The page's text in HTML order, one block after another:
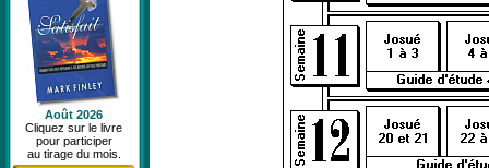
Août 2026
Cliquez sur le livre
pour participer
au tirage du mois.